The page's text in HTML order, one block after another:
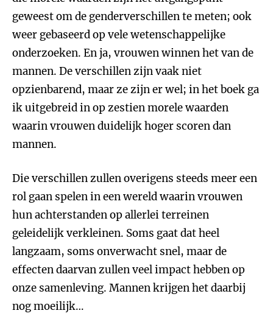
geweest om de genderverschillen te meten; ook
weer gebaseerd op vele wetenschappelijke
onderzoeken. En ja, vrouwen winnen het van de
mannen. De verschillen zijn vaak niet
opzienbarend, maar ze zijn er wel; in het boek ga
ik uitgebreid in op zestien morele waarden
waarin vrouwen duidelijk hoger scoren dan
mannen.
Die verschillen zullen overigens steeds meer een
rol gaan spelen in een wereld waarin vrouwen
hun achterstanden op allerlei terreinen
geleidelijk verkleinen. Soms gaat dat heel
langzaam, soms onverwacht snel, maar de
effecten daarvan zullen veel impact hebben op
onze samenleving. Mannen krijgen het daarbij
nog moeilijk…